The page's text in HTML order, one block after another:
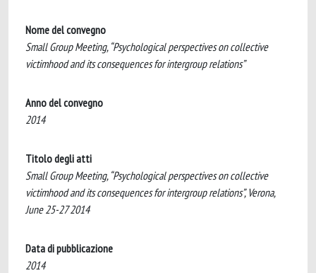
Nome del convegno
Small Group Meeting, “Psychological perspectives on collective
victimhood and its consequences for intergroup relations”
Anno del convegno
2014
Titolo degli atti
Small Group Meeting, “Psychological perspectives on collective
victimhood and its consequences for intergroup relations”, Verona,
June 25-27 2014
Data di pubblicazione
2014